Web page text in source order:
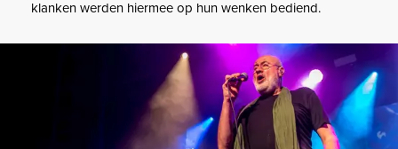
klanken werden hiermee op hun wenken bediend.